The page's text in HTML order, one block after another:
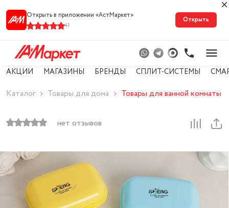
Открыть в приложении «АстМарке‪т‬»
41
Открыть
АКЦИИ МАГАЗИНЫ БРЕНДЫ СПЛИТ-СИСТЕМЫ
Каталог Товары для дома Товары для ванной комнаты
нет отзывов